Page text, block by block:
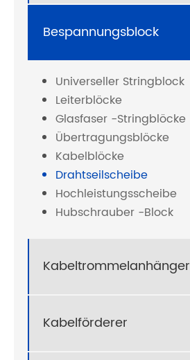
Bespannungsblock
Universeller Stringblock
Leiterblöcke
Glasfaser -Stringblöcke
Übertragungsblöcke
Kabelblöcke
Drahtseilscheibe
Hochleistungsscheibe
Hubschrauber -Block
Kabeltrommelanhänger
Kabelförderer